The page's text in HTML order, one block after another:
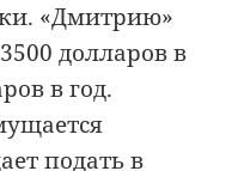
«Дмитрию»
долларов в
в год.
подать в